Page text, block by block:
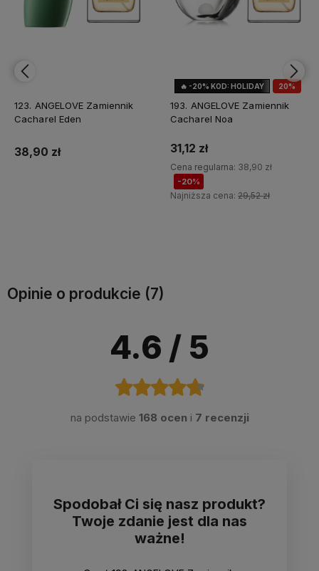
123. ANGELOVE Zamiennik
Cacharel Eden
38,90 zł
20%
🔥 -20% KOD: HOLIDAY
193. ANGELOVE Zamiennik
Cacharel Noa
31,12 zł
Cena regularna: 38,90 zł
-20%
Najniższa cena: 29,52 zł
Opinie o produkcie (7)
4.6 / 5
na podstawie 168 ocen i 7 recenzji
Spodobał Ci się nasz produkt?
Twoje zdanie jest dla nas
ważne!